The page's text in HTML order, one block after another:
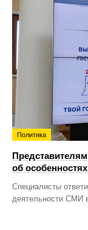
Политика
об
Специалисты
деятельности СМИ